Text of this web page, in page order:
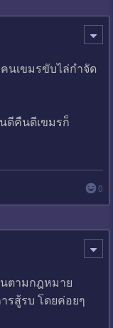
นเขมรขับไล่กำจัด
ดีคืนดีเขมรก็
0
ตามกฎหมาย
รสู้รบ โดยค่อยๆ